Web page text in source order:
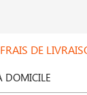
DE
DOMICILE